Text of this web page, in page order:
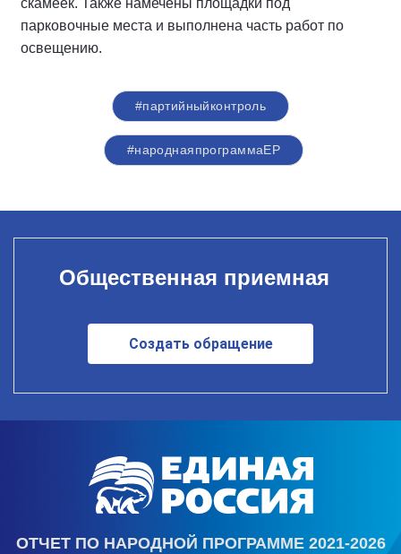
парковочные места и выполнена часть работ по
освещению.
#партийныйконтроль
#народнаяпрограммаЕР
Общественная приемная
Создать обращение
ОТЧЕТ ПО НАРОДНОЙ ПРОГРАММЕ 2021-2026